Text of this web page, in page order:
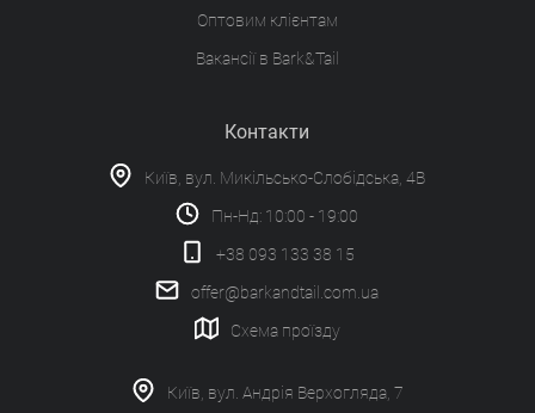
Оптовим клієнтам
Вакансії в Bark&Tail
Контакти
Київ, вул. Микільсько-Слобідська, 4В
Пн-Нд: 10:00 - 19:00
+38 093 133 38 15
offer@barkandtail.com.ua
Схема проїзду
Київ, вул. Андрія Верхогляда, 7